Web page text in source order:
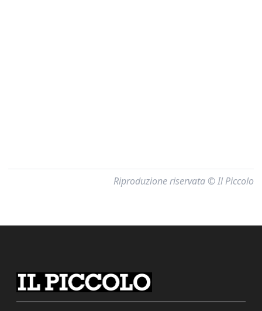
Riproduzione riservata © Il Piccolo